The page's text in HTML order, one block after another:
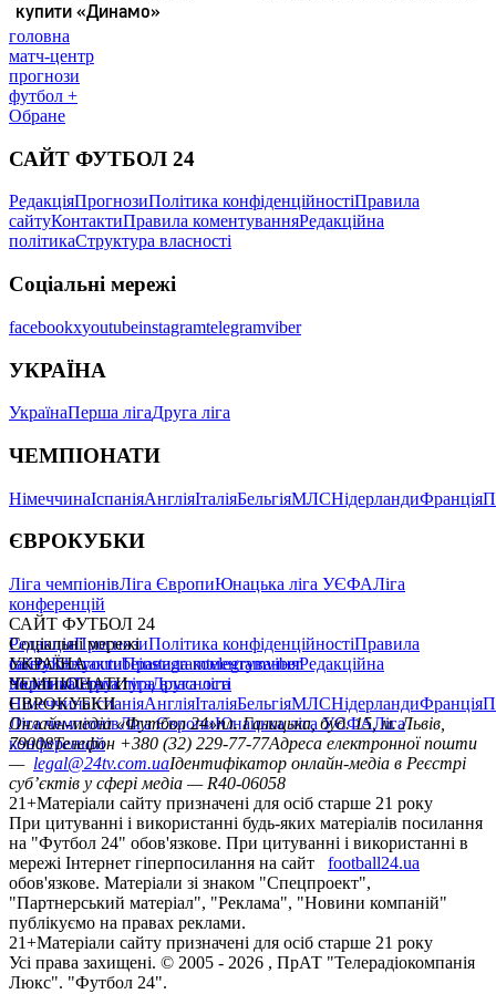
головна
матч-центр
прогнози
футбол +
Обране
САЙТ ФУТБОЛ 24
РедакціяПрогнозиПолітика конфіденційностіПравила
сайтуКонтактиПравила коментуванняРедакційна
політикаСтруктура власності
Соціальні мережі
facebookxyoutubeinstagramtelegramviber
УКРАЇНА
УкраїнаПерша лігаДруга ліга
ЧЕМПІОНАТИ
НімеччинаІспаніяАнгліяІталіяБельгіяМЛСНідерландиФранція
ЄВРОКУБКИ
Ліга чемпіонівЛіга ЄвропиЮнацька ліга УЄФАЛіга
конференцій
САЙТ ФУТБОЛ 24
РедакціяПрогнозиПолітика конфіденційностіПравила
сайтуКонтактиПравила коментуванняРедакційна
політикаСтруктура власності
Соціальні мережі
facebookxyoutubeinstagramtelegramviber
УКРАЇНА
УкраїнаПерша лігаДруга ліга
ЧЕМПІОНАТИ
НімеччинаІспаніяАнгліяІталіяБельгіяМЛСНідерландиФранція
ЄВРОКУБКИ
Ліга чемпіонівЛіга ЄвропиЮнацька ліга УЄФАЛіга
конференцій
Онлайн-медіа «Футбол 24»пл. Галицька, буд. 15, м. Львів,
79008Телефон +380 (32) 229-77-77Адреса електронної пошти
— legal@24tv.com.uaІдентифікатор онлайн-медіа в Реєстрі
суб’єктів у сфері медіа — R40-06058
21+Матеріали сайту призначені для осіб старше 21 року
При цитуванні і використанні будь-яких матеріалів посилання
на "Футбол 24" обов'язкове. При цитуванні і використанні в
мережі Інтернет гіперпосилання на сайт
football24.ua
обов'язкове. Матеріали зі знаком "Спецпроект",
"Партнерський матеріал", "Реклама", "Новини компаній"
публікуємо на правах реклами.
21+Матеріали сайту призначені для осіб старше 21 року
Усi права захищенi. © 2005 - 2026 , ПрАТ "Телерадіокомпанія
Люкс". "Футбол 24".